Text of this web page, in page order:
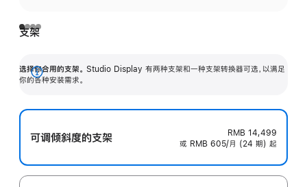
支架
选择你合用的支架。 Studio Display 有两种支架和一种支架转换器可选，以满足
你的各种安装需求。
展
可调倾斜度的支架
RMB 14,499
或 RMB 605/月 (24 期) 起